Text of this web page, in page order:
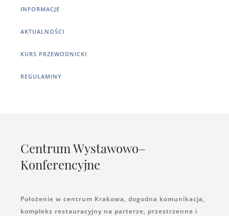
INFORMACJE
AKTUALNOŚCI
KURS PRZEWODNICKI
REGULAMINY
Centrum Wystawowo–
Konferencyjne
Położenie w centrum Krakowa, dogodna komunikacja,
kompleks restauracyjny na parterze, przestrzenne i